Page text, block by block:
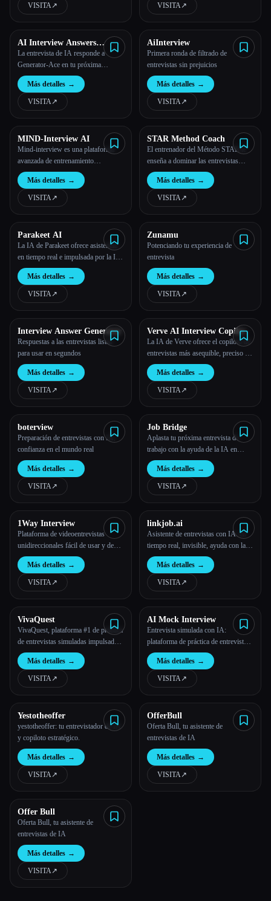
Acerca de
VISITA↗︎ VISITA↗︎
AI Interview Answers
Generator
La entrevista de IA responde a
Generator-Ace en tu próxima
entrevista
Más detalles →
VISITA↗︎
AiInterview
Primera ronda de filtrado de
entrevistas sin prejuicios
Más detalles →
VISITA↗︎
MIND-Interview AI
Mind-interview es una plataforma
avanzada de entrenamiento
impulsada por la IA diseñada para
ayudar a los usuarios a sobresalir en
las entrevistas de trabajo.
Más detalles →
VISITA↗︎
STAR Method Coach
El entrenador del Método STAR te
enseña a dominar las entrevistas
conductuales con un entrenador de
entrevistas del Método STAR de IA.
Más detalles →
VISITA↗︎
Parakeet AI
La IA de Parakeet ofrece asistencia
en tiempo real e impulsada por la IA
para las entrevistas, con respuestas
instantáneas y orientación específica
del sector.
Más detalles →
VISITA↗︎
Zunamu
Potenciando tu experiencia de
entrevista
Más detalles →
VISITA↗︎
Interview Answer Generator
Respuestas a las entrevistas listas
para usar en segundos
Más detalles →
VISITA↗︎
Verve AI Interview Copilot
La IA de Verve ofrece el copiloto de
entrevistas más asequible, preciso y
rápido para los candidatos. Nuestra
avanzada tecnología de inteligencia
artificial te ayuda a mejorar las
entrevistas con orientación en tiempo
Más detalles →
VISITA↗︎
boterview
Preparación de entrevistas con IA,
confianza en el mundo real
Más detalles →
VISITA↗︎
Job Bridge
Aplasta tu próxima entrevista de
trabajo con la ayuda de la IA en
tiempo real
Más detalles →
VISITA↗︎
1Way Interview
Plataforma de videoentrevistas
unidireccionales fácil de usar y de
autoservicio.
Más detalles →
VISITA↗︎
linkjob.ai
Asistente de entrevistas con IA: en
tiempo real, invisible, ayuda con la
codificación ｜Linkjob AI
Más detalles →
VISITA↗︎
VivaQuest
VivaQuest, plataforma #1 de práctica
de entrevistas simuladas impulsada
por la IA
Más detalles →
VISITA↗︎
AI Mock Interview
Entrevista simulada con IA:
plataforma de práctica de entrevistas
y entrenamiento
Más detalles →
VISITA↗︎
Yestotheoffer
yestotheoffer: tu entrevistador de IA
y copiloto estratégico.
Más detalles →
VISITA↗︎
OfferBull
Oferta Bull, tu asistente de
entrevistas de IA
Más detalles →
VISITA↗︎
Offer Bull
Oferta Bull, tu asistente de
entrevistas de IA
Más detalles →
VISITA↗︎